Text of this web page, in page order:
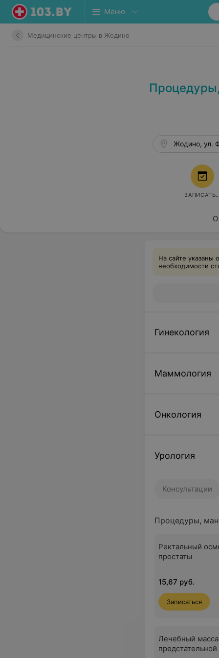
Меню
Медицинские центры в Жодино
О
Жодино, ул.
На сайте указаны
необходимости
Гинекология
Маммология
Онкология
Урология
Консультации
Процедуры,
Ректальный
простаты
15,67 руб.
Записаться
Лечебный